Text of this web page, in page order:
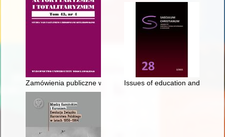
Zamówienia publiczne w II Rzeczypospolitej = Public
Issues of education and